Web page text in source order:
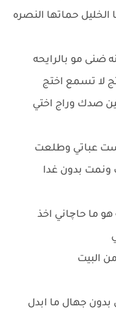
الخليل حماتها النصره
ضنى مو بالرايحه
لا تسمع اختج
صدك وراج اختي
عباتي وطلعت
ونمت بدون غدا
ما حاچاني اخذ
البيت
جهال ما ابدل